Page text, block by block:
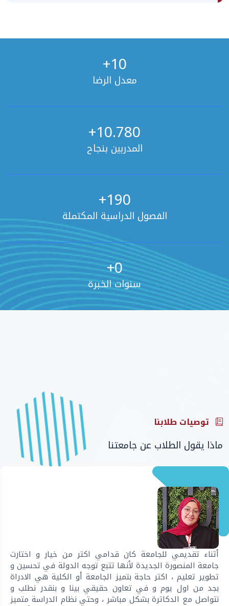
10
+
معدل الرضا
10.780
+
المدربين بنجاح
190
+
الفصول الدراسية المكتملة
0
+
سنوات الخبرة
توصيات طلابنا
ماذا يقول الطلاب عن جامعتنا
أثناء تقديمي للجامعة كان قدامي اكتر من خيار و اختارت
جامعة المنصورة الجديدة لأنها تتبع توجه الدولة في تحسين و
تطوير تعليم ، اكتر حاجة بتميز الجامعة أو الكلية هي الادراة
بجد من اول يوم و في تعاون حقيقي بينا و بنقدر نطلب و
نتواصل مع الدكاترة بشكل مباشر ، وحتي نظام الدراسة متميز